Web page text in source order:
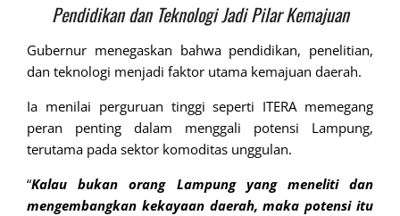
Pendidikan dan Teknologi Jadi Pilar Kemajuan
Gubernur menegaskan bahwa pendidikan, penelitian,
dan teknologi menjadi faktor utama kemajuan daerah.
Ia menilai perguruan tinggi seperti ITERA memegang
peran penting dalam menggali potensi Lampung,
terutama pada sektor komoditas unggulan.
“Kalau bukan orang Lampung yang meneliti dan
mengembangkan kekayaan daerah, maka potensi itu